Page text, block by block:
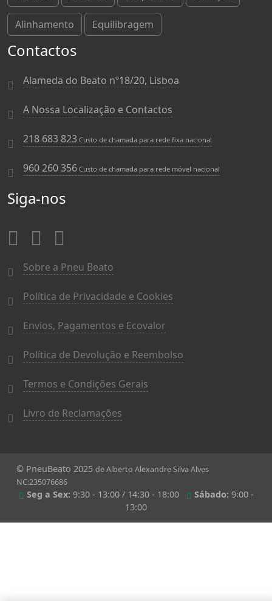
Alinhamento Equilibragem
Contactos
Alameda do Beato nº18/20, Lisboa
A Nossa Localização e Contactos
218 683 823 Custo de chamada para rede fixa nacional
960 260 356 Custo de chamada para rede móvel nacional
Siga-nos
Sobre a Pneu Beato
Política de Privacidade e Cookies
Envios, Pagamentos e Ecovalor
Política de Devolução e Reembolso
Termos e Condições Gerais
Livro de Reclamações
© PneuBeato 2025 de Alberto Alexandre Silva Alves
NC:235076686
Seg a Sex: 9:30 - 13:00 / 14:30 - 18:00 Sábado: 9:00 -
13:00